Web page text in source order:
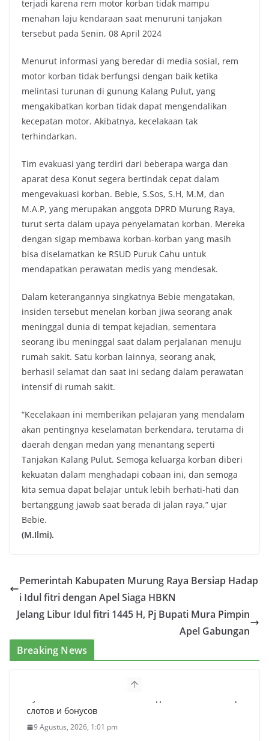
terjadi karena rem motor korban tidak mampu
menahan laju kendaraan saat menuruni tanjakan
tersebut pada Senin, 08 April 2024
Menurut informasi yang beredar di media sosial, rem
motor korban tidak berfungsi dengan baik ketika
melintasi turunan di gunung Kalang Pulut, yang
mengakibatkan korban tidak dapat mengendalikan
kecepatan motor. Akibatnya, kecelakaan tak
terhindarkan.
Tim evakuasi yang terdiri dari beberapa warga dan
aparat desa Konut segera bertindak cepat dalam
mengevakuasi korban. Bebie, S.Sos, S.H, M.M, dan
M.A.P, yang merupakan anggota DPRD Murung Raya,
turut serta dalam upaya penyelamatan korban. Mereka
dengan sigap membawa korban-korban yang masih
bisa diselamatkan ke RSUD Puruk Cahu untuk
mendapatkan perawatan medis yang mendesak.
Dalam keterangannya singkatnya Bebie mengatakan,
insiden tersebut menelan korban jiwa seorang anak
meninggal dunia di tempat kejadian, sementara
seorang ibu meninggal saat dalam perjalanan menuju
rumah sakit. Satu korban lainnya, seorang anak,
berhasil selamat dan saat ini sedang dalam perawatan
intensif di rumah sakit.
“Kecelakaan ini memberikan pelajaran yang mendalam
akan pentingnya keselamatan berkendara, terutama di
daerah dengan medan yang menantang seperti
Tanjakan Kalang Pulut. Semoga keluarga korban diberi
kekuatan dalam menghadapi cobaan ini, dan semoga
kita semua dapat belajar untuk lebih berhati-hati dan
bertanggung jawab saat berada di jalan raya,” ujar
Bebie.
(M.Ilmi).
Pemerintah Kabupaten Murung Raya Bersiap Hadap
i Idul fitri dengan Apel Siaga HBKN
Jelang Libur Idul fitri 1445 H, Pj Bupati Mura Pimpin
Apel Gabungan
Breaking News
1win букмекерская контора — вход
9 Agustus, 2026, 1:01 pm